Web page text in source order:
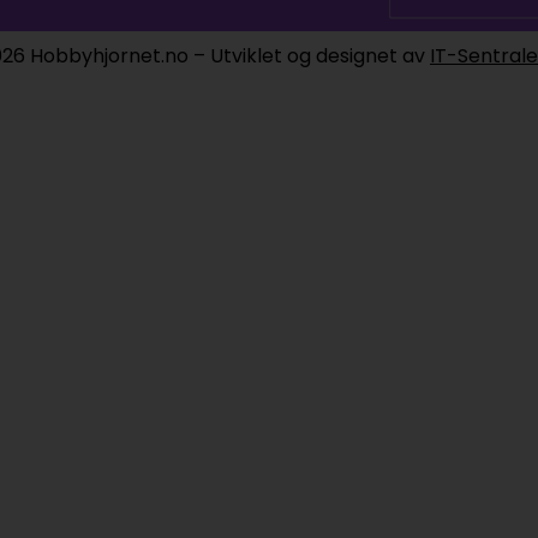
Hobbyhjornet.no – Utviklet og designet av IT-